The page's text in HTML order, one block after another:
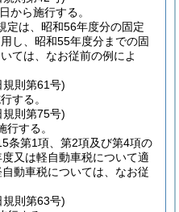
から施行する。
定は、昭和56年度分の固定
し、昭和55年度分までの固
ては、なお従前の例によ
規則第61号)
する。
規則第75号)
する。
条第1項、第2項及び第4項の
又は軽自動車税について適
動車税については、なお従
規則第63号)